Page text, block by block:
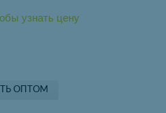
узнать цену
ОПТОМ